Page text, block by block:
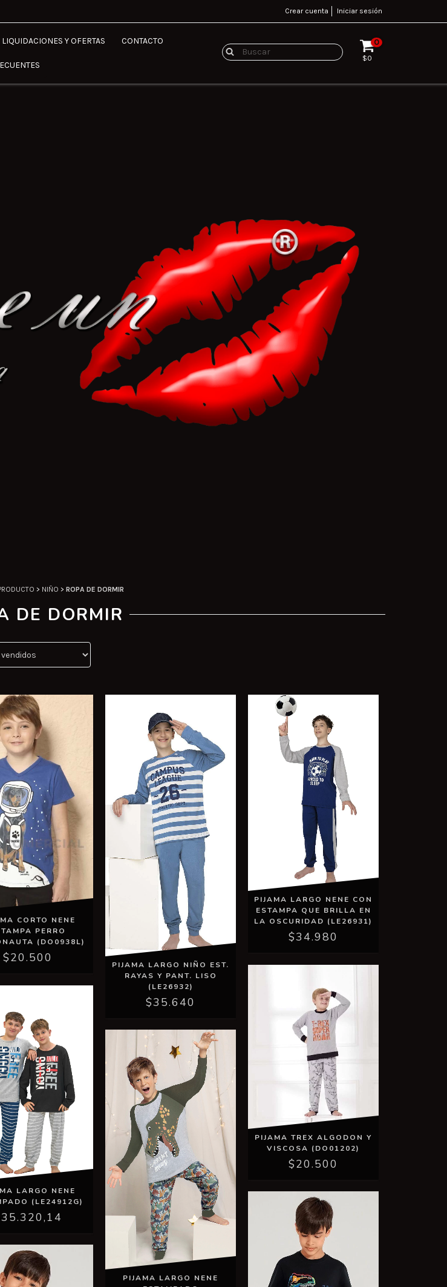
Crear cuenta Iniciar sesión
LIQUIDACIONES Y OFERTAS CONTACTO 0
$0
> NIÑO > ROPA DE DORMIR
DE DORMIR
CORTO NENE
PERRO
(DO0938L)
$20.500
PIJAMA LARGO NIÑO EST.
RAYAS Y PANT. LISO
(LE26932)
$35.640
PIJAMA LARGO NENE CON
ESTAMPA QUE BRILLA EN
LA OSCURIDAD (LE26931)
$34.980
LARGO NENE
(LE24912G)
PIJAMA LARGO NENE
PIJAMA TREX ALGODON Y
VISCOSA (DO01202)
$20.500